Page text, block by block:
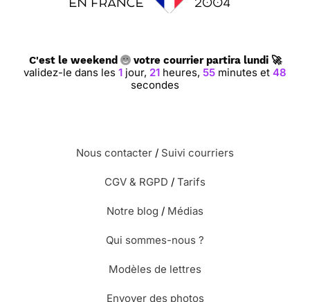
C'est le weekend votre courrier partira lundi 🚀
validez-le dans les1 jour, 21 heures,55 minutes et47
secondes
Nous contacter / Suivi courriers
CGV & RGPD / Tarifs
Notre blog / Médias
Qui sommes-nous ?
Modèles de lettres
Envoyer des photos